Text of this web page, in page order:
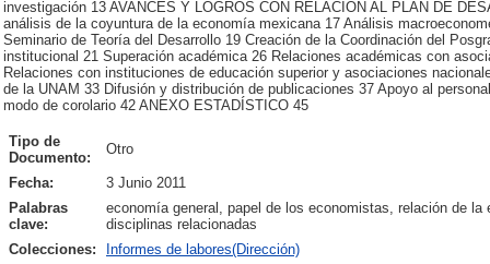
investigación 13 AVANCES Y LOGROS CON RELACIÓN AL PLAN DE
análisis de la coyuntura de la economía mexicana 17 Análisis
Seminario de Teoría del Desarrollo 19 Creación de la Coordinación del
institucional 21 Superación académica 26 Relaciones académicas con
Relaciones con instituciones de educación superior y asociaciones
de la UNAM 33 Difusión y distribución de publicaciones 37 Apoyo al
modo de corolario 42 ANEXO ESTADÍSTICO 45
Tipo de
Documento:
Otro
Fecha:
3 Junio 2011
Palabras
clave:
economía general, papel de los economistas, relación de
disciplinas relacionadas
Colecciones:
Informes de labores(Dirección)